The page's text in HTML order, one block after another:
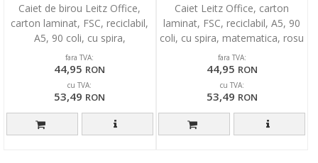
Caiet de birou Leitz Office,
carton laminat, FSC, reciclabil,
A5, 90 coli, cu spira,
matematica, gri
fara TVA:
44,95 RON
cu TVA:
53,49 RON
Caiet Leitz Office, carton
laminat, FSC, reciclabil, A5, 90
coli, cu spira, matematica, rosu
fara TVA:
44,95 RON
cu TVA:
53,49 RON